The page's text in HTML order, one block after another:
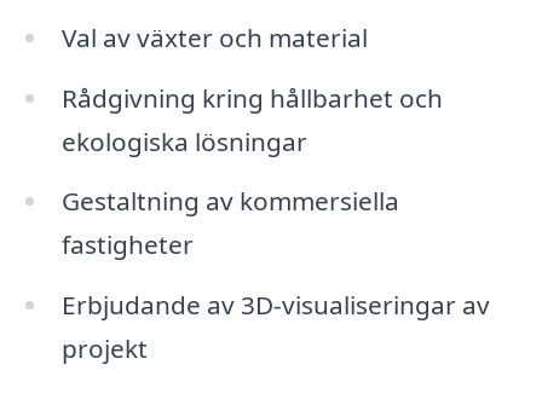
Val av växter och material
Rådgivning kring hållbarhet och
ekologiska lösningar
Gestaltning av kommersiella
fastigheter
Erbjudande av 3D-visualiseringar av
projekt